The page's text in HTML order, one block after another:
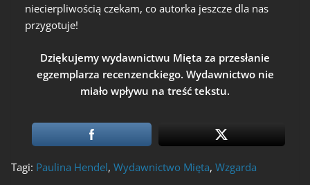
niecierpliwością czekam, co autorka jeszcze dla nas
przygotuje!
Dziękujemy wydawnictwu Mięta za przesłanie
egzemplarza recenzenckiego. Wydawnictwo nie
miało wpływu na treść tekstu.
Tagi: Paulina Hendel, Wydawnictwo Mięta, Wzgarda